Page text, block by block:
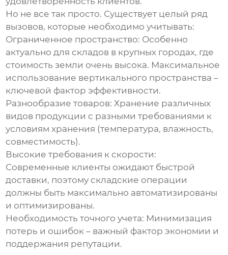
Но не все так просто. Существует целый ряд
вызовов, которые необходимо учитывать:
Ограниченное пространство: Особенно
актуально для складов в крупных городах, где
стоимость земли очень высока. Максимальное
использование вертикального пространства –
ключевой фактор эффективности.
Разнообразие товаров: Хранение различных
видов продукции с разными требованиями к
условиям хранения (температура, влажность,
совместимость).
Высокие требования к скорости:
Современные клиенты ожидают быстрой
доставки, поэтому складские операции
должны быть максимально автоматизированы
и оптимизированы.
Необходимость точного учета: Минимизация
потерь и ошибок – важный фактор экономии и
поддержания репутации.